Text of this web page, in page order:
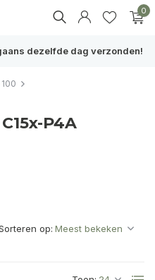
0
dezelfde dag verzonden!
P4A
op: